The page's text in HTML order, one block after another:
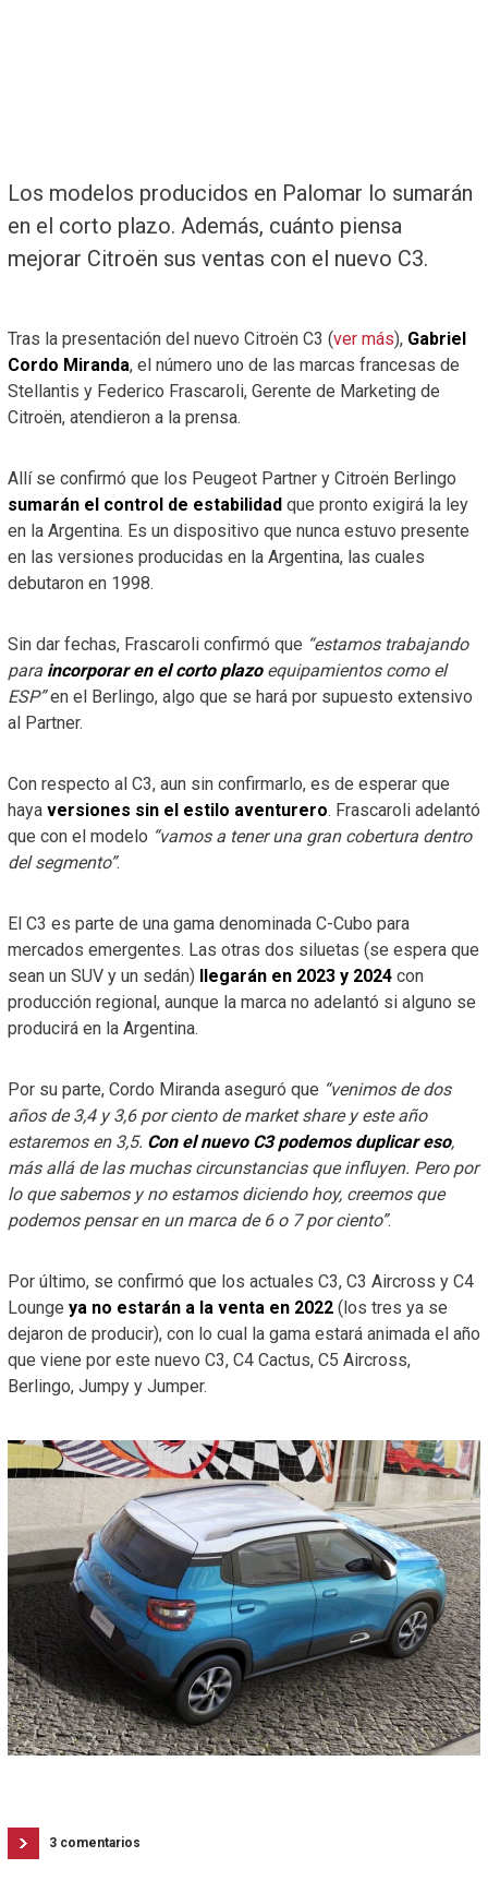
Los modelos producidos en Palomar lo sumarán
en el corto plazo. Además, cuánto piensa
mejorar Citroën sus ventas con el nuevo C3.
Tras la presentación del nuevo Citroën C3 (ver más), Gabriel
Cordo Miranda, el número uno de las marcas francesas de
Stellantis y Federico Frascaroli, Gerente de Marketing de
Citroën, atendieron a la prensa.
Allí se confirmó que los Peugeot Partner y Citroën Berlingo
sumarán el control de estabilidadque pronto exigirá la ley
en la Argentina. Es un dispositivo que nunca estuvo presente
en las versiones producidas en la Argentina, las cuales
debutaron en 1998.
Sin dar fechas, Frascaroli confirmó que “estamos trabajando
para incorporar en el corto plazoequipamientos como el
ESP”en el Berlingo, algo que se hará por supuesto extensivo
al Partner.
Con respecto al C3, aun sin confirmarlo, es de esperar que
haya versiones sin el estilo aventurero. Frascaroli adelantó
que con el modelo “vamos a tener una gran cobertura dentro
del segmento”.
El C3 es parte de una gama denominada C-Cubo para
mercados emergentes. Las otras dos siluetas (se espera que
sean un SUV y un sedán) llegarán en 2023 y 2024con
producción regional, aunque la marca no adelantó si alguno se
producirá en la Argentina.
Por su parte, Cordo Miranda aseguró que “venimos de dos
años de 3,4 y 3,6 por ciento de market share y este año
estaremos en 3,5. Con el nuevo C3 podemos duplicar eso,
más allá de las muchas circunstancias que influyen. Pero por
lo que sabemos y no estamos diciendo hoy, creemos que
podemos pensar en un marca de 6 o 7 por ciento”.
Por último, se confirmó que los actuales C3, C3 Aircross y C4
Lounge ya no estarán a la venta en 2022(los tres ya se
dejaron de producir), con lo cual la gama estará animada el año
que viene por este nuevo C3, C4 Cactus, C5 Aircross,
Berlingo, Jumpy y Jumper.
3 comentarios